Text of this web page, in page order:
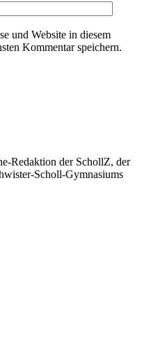
und Website in diesem
Kommentar speichern.
Redaktion der SchollZ, der
Scholl-Gymnasiums